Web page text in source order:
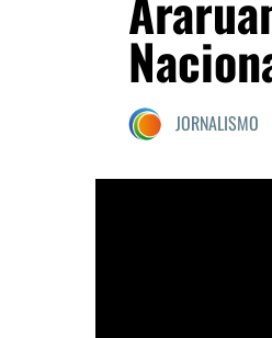
JORNALISMO